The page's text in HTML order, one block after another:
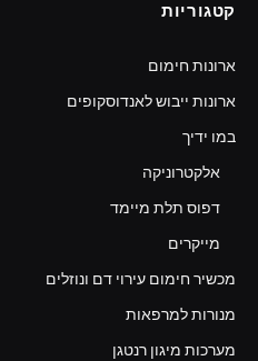
קטגוריות
ארונות חימום
ארונות ייבוש לאנדוסקופים
במו ידיך
אלקטרוניקה
דפוס תלת מיימד
מייקרים
מכשיר חימום עירוי דם ונוזלים
מנורות למרפאות
מערכות מיגון רנטגן